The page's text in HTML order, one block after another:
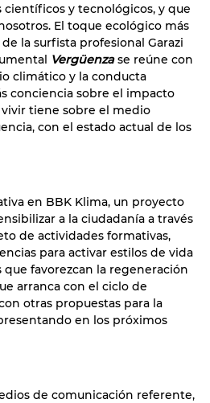
científicos y tecnológicos, y que
El toque ecológico más
la surfista profesional Garazi
Vergüenzase reúne con
climático y la conducta
conciencia sobre el impacto
tiene sobre el medio
con el estado actual de los
en BBK Klima, un proyecto
a la ciudadanía a través
de actividades formativas,
para activar estilos de vida
que favorezcan la regeneración
arranca con el ciclo de
otras propuestas para la
en los próximos
de comunicación referente,